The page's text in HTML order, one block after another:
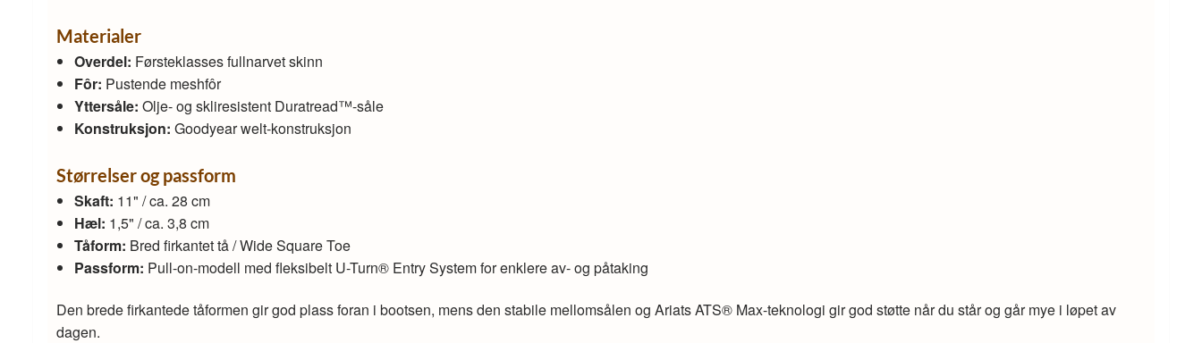
Materialer
Overdel: Førsteklasses fullnarvet skinn
Fôr: Pustende meshfôr
Yttersåle: Olje- og skliresistent Duratread™-såle
Konstruksjon: Goodyear welt-konstruksjon
Størrelser og passform
Skaft: 11" / ca. 28 cm
Hæl: 1,5" / ca. 3,8 cm
Tåform: Bred firkantet tå / Wide Square Toe
Passform: Pull-on-modell med fleksibelt U-Turn® Entry System for enklere av- og påtaking
Den brede firkantede tåformen gir god plass foran i bootsen, mens den stabile mellomsålen og Ariats ATS® Max-teknologi gir god støtte når du står og går mye i løpet av
dagen.